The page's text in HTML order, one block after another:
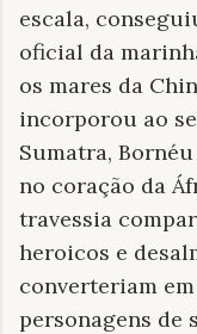
escala,
oficial da
os mares da
incorporou ao
Sumatra,
no coração da
travessia
heroicos e
converteriam
personagens de